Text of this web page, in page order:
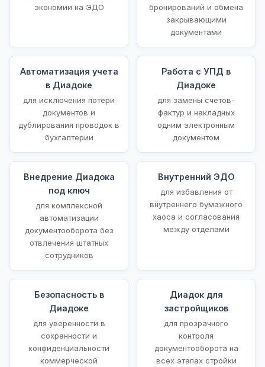
экономии на ЭДО
бронирований и обмена
закрывающими
документами
Автоматизация учета
в Диадоке
для исключения потери
документов и
дублирования проводок в
бухгалтерии
Работа с УПД в
Диадоке
для замены счетов-
фактур и накладных
одним электронным
документом
Внедрение Диадока
под ключ
для комплексной
автоматизации
документооборота без
отвлечения штатных
сотрудников
Внутренний ЭДО
для избавления от
внутреннего бумажного
хаоса и согласования
между отделами
Безопасность в
Диадоке
для уверенности в
сохранности и
конфиденциальности
коммерческой
Диадок для
застройщиков
для прозрачного
контроля
документооборота на
всех этапах стройки